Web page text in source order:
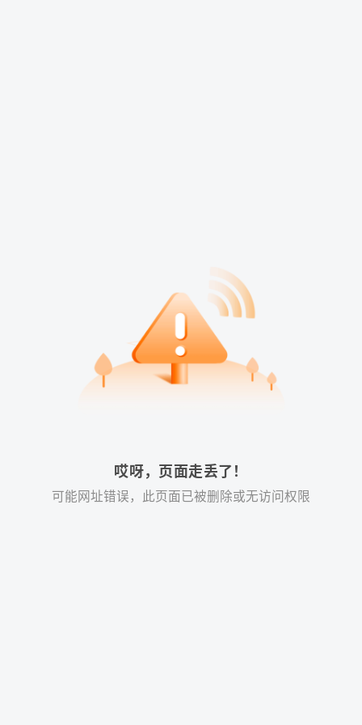
哎呀，页面走丢了！
可能网址错误，此页面已被删除或无访问权限